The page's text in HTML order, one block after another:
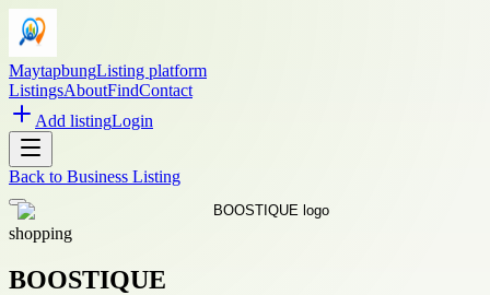
MaytapbungListing platform
ListingsAboutFindContact
Add listingLogin
Back to Business Listing
shopping
BOOSTIQUE